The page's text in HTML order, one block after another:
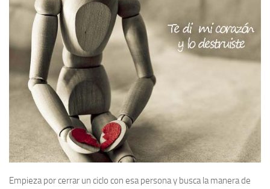
Empieza por cerrar un ciclo con esa persona y busca la manera de